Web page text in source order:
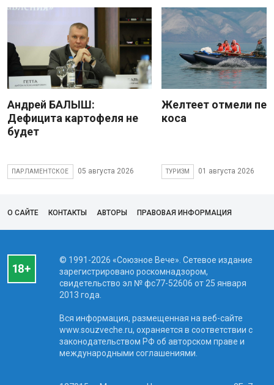
Андрей БАЛЫШ:
Дефицита картофеля не
будет
ПАРЛАМЕНТСКОЕ 05 августа 2026
Желтеет отмели
коса
ТУРИЗМ 01 августа 2026
О САЙТЕ КОНТАКТЫ АВТОРЫ ПРАВОВАЯ ИНФОРМАЦИЯ
© 1991-2026 «Союзное Вече». Сетевое издание
зарегистрировано роскомнадзором,
свидетельство эл № фc77-52606 от 25 января
2013 года.
Вся информация, размещенная на веб-сайте
www.souzveche.ru, охраняется в соответствии с
законодательством РФ об авторском праве и
международными соглашениями.